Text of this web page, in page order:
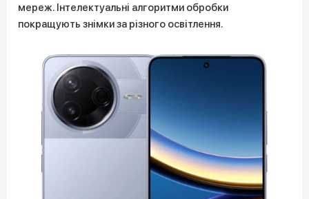
мереж. Інтелектуальні алгоритми обробки
покращують знімки за різного освітлення.